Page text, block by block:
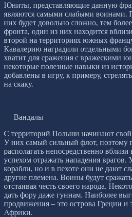
Юниты, представляющие данную
являются самыми слабыми воинами.
них будет довольно сложно, тем
фронта, один из них находится
второй на территориях южных
Кавалерию наградили отдельными
хватит для сражения с вражескими
некоторые полезные навыки из
добавлены в игру, к примеру,
на скаку.
— Вандалы
С территорий Польши начинают
У них самый сильный флот, поэтому
располагать непосредственно
успехом отражать нападения
корабли, но и в пехоте они не дают
другие племена. Воины будут
отстаивая честь своего народа.
дать фору даже гуннам. Наиболее
продвижения – это острова Греции и
Африки.